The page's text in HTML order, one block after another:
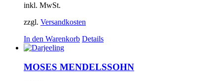
inkl. MwSt.
zzgl. Versandkosten
In den Warenkorb Details
MOSES MENDELSSOHN